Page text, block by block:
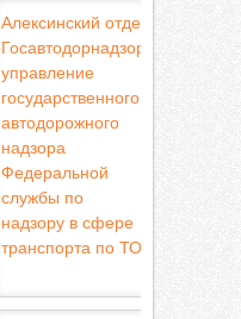
Алексинский отдел
Госавтодорнадзор,
управление
государственного
автодорожного
надзора
Федеральной
службы по
надзору в сфере
транспорта по ТО